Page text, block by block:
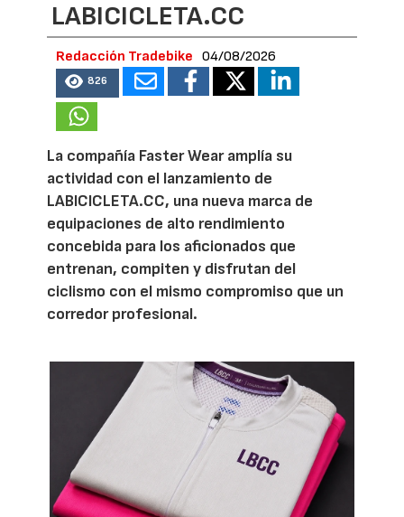
LABICICLETA.CC
Redacción Tradebike 04/08/2026
826
La compañía Faster Wear amplía su
actividad con el lanzamiento de
LABICICLETA.CC, una nueva marca de
equipaciones de alto rendimiento
concebida para los aficionados que
entrenan, compiten y disfrutan del
ciclismo con el mismo compromiso que un
corredor profesional.